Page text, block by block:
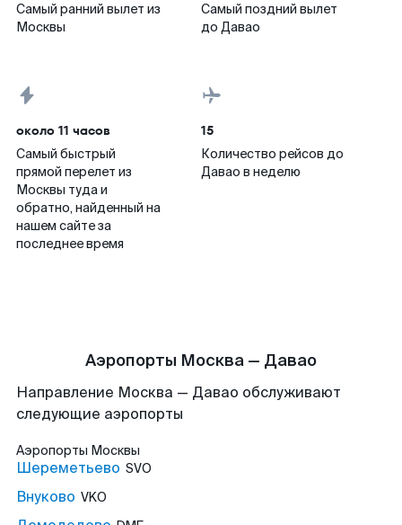
Самый ранний вылет из
Москвы
Самый поздний вылет
до Давао
около 11 часов
Самый быстрый
прямой перелет из
Москвы туда и
обратно, найденный на
нашем сайте за
последнее время
15
Количество рейсов до
Давао в неделю
Аэропорты Москва — Давао
Направление Москва — Давао обслуживают
следующие аэропорты
Аэропорты Москвы
Шереметьево SVO
Внуково VKO